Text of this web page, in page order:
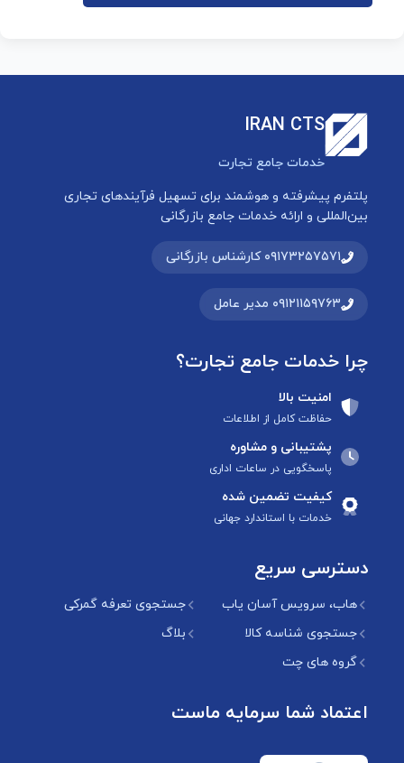
IRAN CTS
خدمات جامع تجارت
پلتفرم پیشرفته و هوشمند برای تسهیل فرآیندهای تجاری
بین‌المللی و ارائه خدمات جامع بازرگانی
۰۹۱۷۳۲۵۷۵۷۱ کارشناس بازرگانی
۰۹۱۲۱۱۵۹۷۶۳ مدیر عامل
چرا خدمات جامع تجارت؟
امنیت بالا
حفاظت کامل از اطلاعات
پشتیبانی و مشاوره
پاسخگویی در ساعات اداری
کیفیت تضمین شده
خدمات با استاندارد جهانی
دسترسی سریع
هاب، سرویس آسان یاب
جستجوی تعرفه گمرکی
جستجوی شناسه کالا
بلاگ
گروه های چت
اعتماد شما سرمایه ماست